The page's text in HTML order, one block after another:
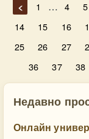
< 1 … 4 5
14
15 16
25
26 27
36
37 38
Недавно
Онлайн